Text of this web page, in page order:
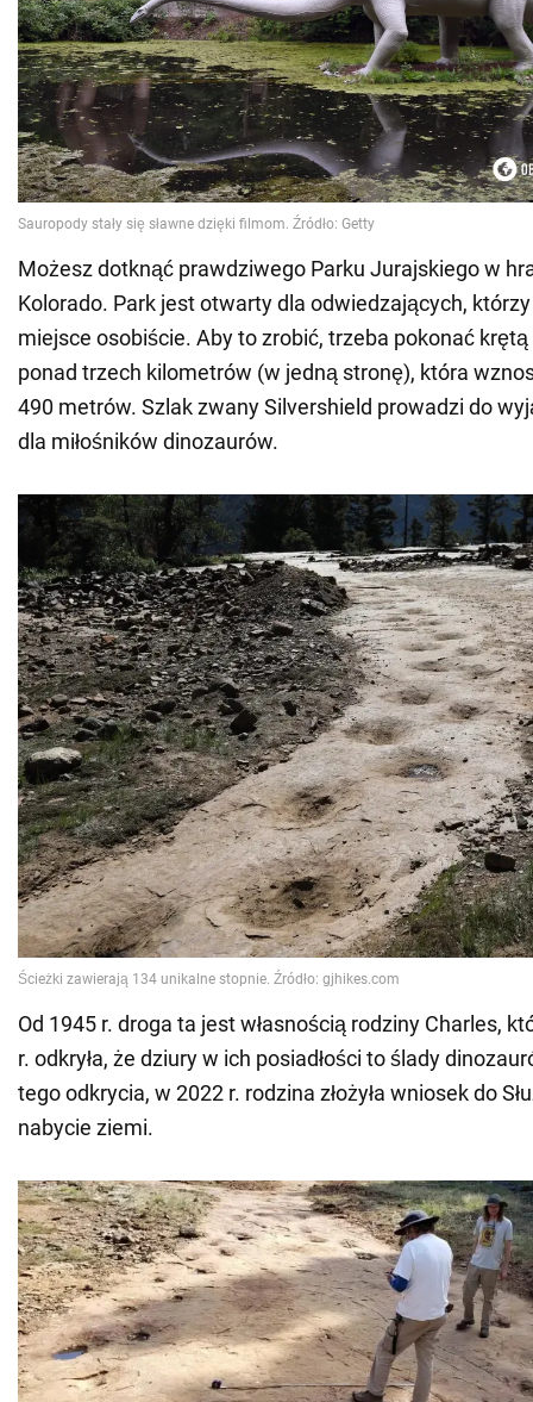
Możesz dotknąć prawdziwego Parku Jurajskiego w
Kolorado. Park jest otwarty dla odwiedzających,
miejsce osobiście. Aby to zrobić, trzeba pokonać krętą
ponad trzech kilometrów (w jedną stronę), która
490 metrów. Szlak zwany Silvershield prowadzi do
dla miłośników dinozaurów.
Od 1945 r. droga ta jest własnością rodziny Charles,
r. odkryła, że dziury w ich posiadłości to ślady
tego odkrycia, w 2022 r. rodzina złożyła wniosek do
nabycie ziemi.